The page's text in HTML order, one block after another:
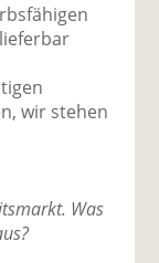
wir stehen
Was